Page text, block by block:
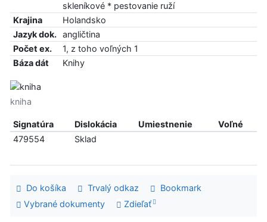
skleníkové * pestovanie ruží
Krajina
Holandsko
Jazyk dok.
angličtina
Počet ex.
1, z toho voľných 1
Báza dát
Knihy
kniha
Signatúra Dislokácia Umiestnenie
Voľné
479554
Sklad
Do košíka Trvalý odkaz
Bookmark
Vybrané dokumenty
Zdieľať